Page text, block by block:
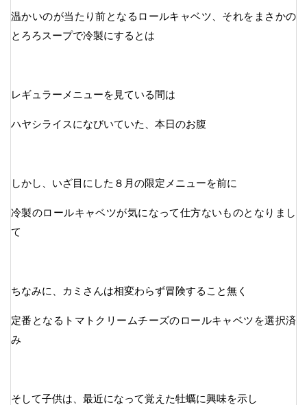
温かいのが当たり前となるロールキャベツ、それをまさかの
とろろスープで冷製にするとは
レギュラーメニューを見ている間は
ハヤシライスになびいていた、本日のお腹
しかし、いざ目にした８月の限定メニューを前に
冷製のロールキャベツが気になって仕方ないものとなりまし
て
ちなみに、カミさんは相変わらず冒険すること無く
定番となるトマトクリームチーズのロールキャベツを選択済
み
そして子供は、最近になって覚えた牡蠣に興味を示し